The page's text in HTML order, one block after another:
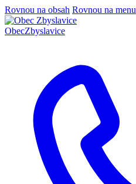
Rovnou na obsah Rovnou na menu
ObecZbyslavice